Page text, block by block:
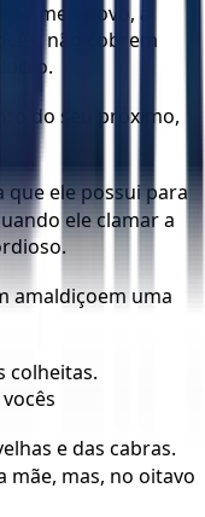
meu povo, a
não cobrem
do seu próximo,
ele possui para
ele clamar a
amaldiçoem uma
colheitas.
e das cabras.
mãe, mas, no oitavo